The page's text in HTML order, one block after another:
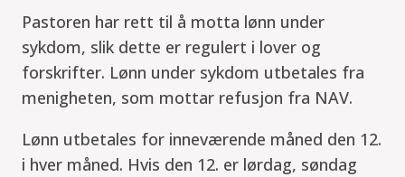
Pastoren har rett til å motta lønn under
sykdom, slik dette er regulert i lover og
forskrifter. Lønn under sykdom utbetales fra
menigheten, som mottar refusjon fra NAV.
Lønn utbetales for inneværende måned den 12.
i hver måned. Hvis den 12. er lørdag, søndag